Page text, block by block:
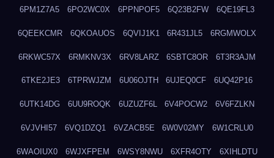
6PM1Z7A5 6PO2WC0X 6PPNPOF5 6Q23B2FW 6QE19FL3
6QEEKCMR 6QKOAUOS 6QVIJ1K1 6R431JL5 6RGMWOLX
6RKWC57X 6RMKNV3X 6RV8LARZ 6SBTC8OR 6T3R3AJM
6TKE2JE3 6TPRWJZM 6U06OJTH 6UJEQ0CF 6UQ42P16
6UTK14DG 6UU9ROQK 6UZUZF6L 6V4POCW2 6V6FZLKN
6VJVHI57 6VQ1DZQ1 6VZACB5E 6W0V02MY 6W1CRLU0
6WAOIUX0 6WJXFPEM 6WSY8NWU 6XFR4OTY 6XIHLDTU